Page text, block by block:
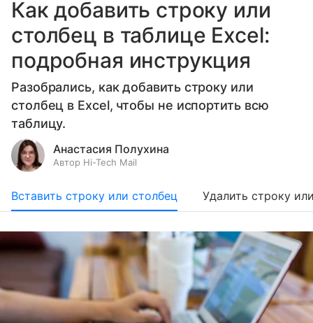
Как добавить строку или
столбец в таблице Excel:
подробная инструкция
Разобрались, как добавить строку или
столбец в Excel, чтобы не испортить всю
таблицу.
Анастасия Полухина
Автор Hi-Tech Mail
Вставить строку или столбец Удалить строку